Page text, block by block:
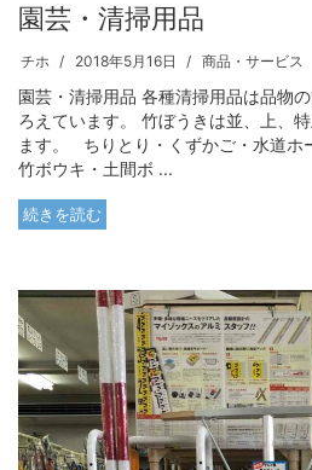
園芸・清掃用品
チホ 2018年5月16日 商品・サービス
園芸・清掃用品 各種清掃用品は品物
ろえています。 竹ぼうきは並、上、
ます。 ちりとり・くずかご・水道ホ
竹ボウキ・土間ボ ...
続きを読む